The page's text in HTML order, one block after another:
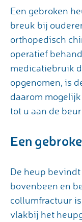
Een gebroken
breuk bij
orthopedisch
operatief
medicatiebruik
opgenomen, is
daarom
tot u aan de
Een
De heup
bovenbeen en
collumfractuur
vlakbij het